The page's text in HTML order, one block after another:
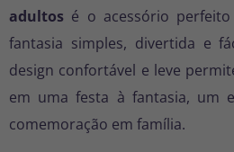
adultos é o acessório
fantasia simples, divertida e
design confortável e leve
em uma festa à fantasia, um
comemoração em família.